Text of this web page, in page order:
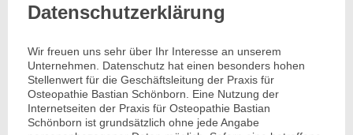
Datenschutzerklärung
Wir freuen uns sehr über Ihr Interesse an unserem
Unternehmen. Datenschutz hat einen besonders hohen
Stellenwert für die Geschäftsleitung der Praxis für
Osteopathie Bastian Schönborn. Eine Nutzung der
Internetseiten der Praxis für Osteopathie Bastian
Schönborn ist grundsätzlich ohne jede Angabe